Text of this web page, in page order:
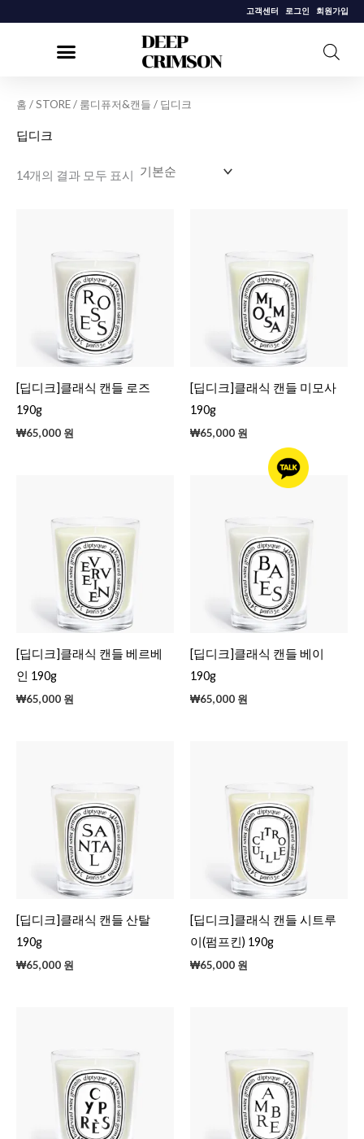
고객센터 로그인 회원가입
홈 /STORE/ 룸디퓨저&캔들 / 딥디크
딥디크
14개의 결과 모두 표시
[딥디크]클래식 캔들 로즈
190g
₩65,000 원
[딥디크]클래식 캔들 미모사
190g
₩65,000 원
[딥디크]클래식 캔들 베르베
인 190g
₩65,000 원
[딥디크]클래식 캔들 베이
190g
₩65,000 원
[딥디크]클래식 캔들 산탈
190g
₩65,000 원
[딥디크]클래식 캔들 시트루
이(펌프킨) 190g
₩65,000 원